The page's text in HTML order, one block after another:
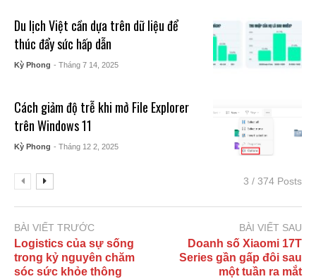
Du lịch Việt cần dựa trên dữ liệu để
thúc đẩy sức hấp dẫn
Kỳ Phong - Tháng 7 14, 2025
Cách giảm độ trễ khi mở File Explorer
trên Windows 11
Kỳ Phong - Tháng 12 2, 2025
3 / 374 Posts
BÀI VIẾT TRƯỚC
Logistics của sự sống
trong kỷ nguyên chăm
sóc sức khỏe thông
BÀI VIẾT SAU
Doanh số Xiaomi 17T
Series gần gấp đôi sau
một tuần ra mắt